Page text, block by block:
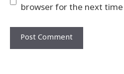
browser for the next